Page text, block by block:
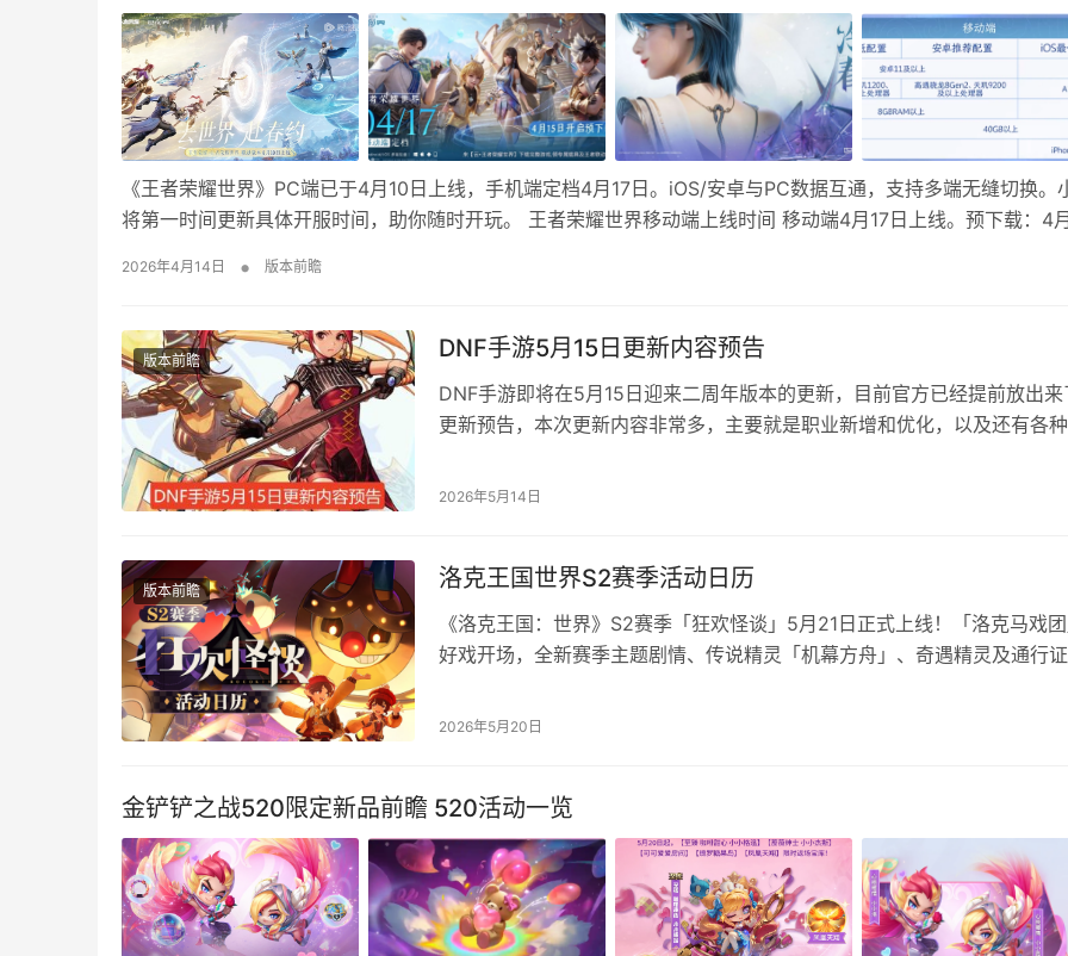
《王者荣耀世界》PC端已于4月10日上线，手机端定档4月17日。iOS/安卓与PC数据互通，支持多端无缝切换。
将第一时间更新具体开服时间，助你随时开玩。 王者荣耀世界移动端上线时间 移动端4月17日上线。预下载：4
2026年4月14日 • 版本前瞻
版本前瞻 DNF手游5月15日更新内容预告
DNF手游即将在5月15日迎来二周年版本的更新，目前官方已经提前放出来
更新预告，本次更新内容非常多，主要就是职业新增和优化，以及还有各
手游5月15日更新内容一览 本次的更新为停机维护更新，维护期间无法登
2026年5月14日
版本前瞻 洛克王国世界S2赛季活动日历
《洛克王国：世界》S2赛季「狂欢怪谈」5月21日正式上线！「洛克马戏
好戏开场，全新赛季主题剧情、传说精灵「机幕方舟」、奇遇精灵及通行
前规划资源，备战新赛季狂欢！ 洛克王国世界S2赛季「狂欢怪谈」活动日
2026年5月20日
金铲铲之战520限定新品前瞻 520活动一览